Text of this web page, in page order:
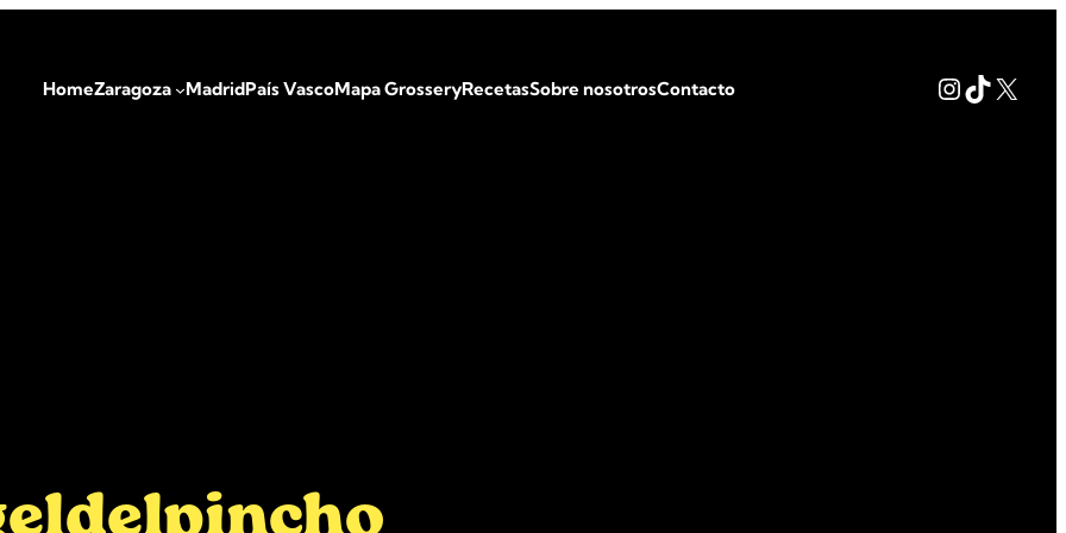
HomeZaragoza MadridPaís VascoMapa GrosseryRecetasSobre nosotrosContacto Instagram
TikTok
X